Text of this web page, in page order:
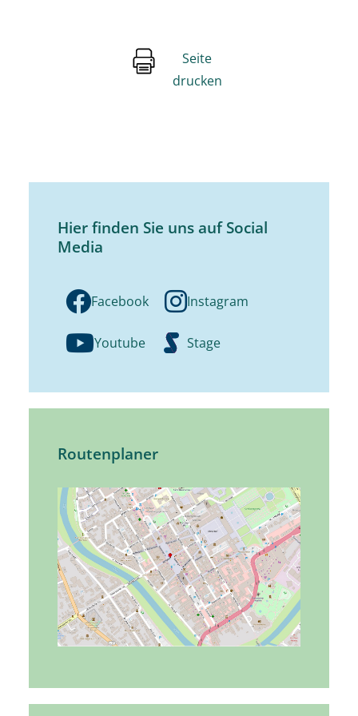
Seite
drucken
Hier finden Sie uns auf Social
Media
Facebook Instagram
Youtube Stage
Routenplaner